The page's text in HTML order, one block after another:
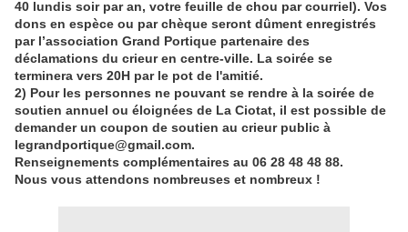
40 lundis soir par an, votre feuille de chou par courriel). Vos
dons en espèce ou par chèque seront dûment enregistrés
par l’association Grand Portique partenaire des
déclamations du crieur en centre-ville. La soirée se
terminera vers 20H par le pot de l'amitié.
2) Pour les personnes ne pouvant se rendre à la soirée de
soutien annuel ou éloignées de La Ciotat, il est possible de
demander un coupon de soutien au crieur public à
legrandportique@gmail.com.
Renseignements complémentaires au 06 28 48 48 88.
Nous vous attendons nombreuses et nombreux !